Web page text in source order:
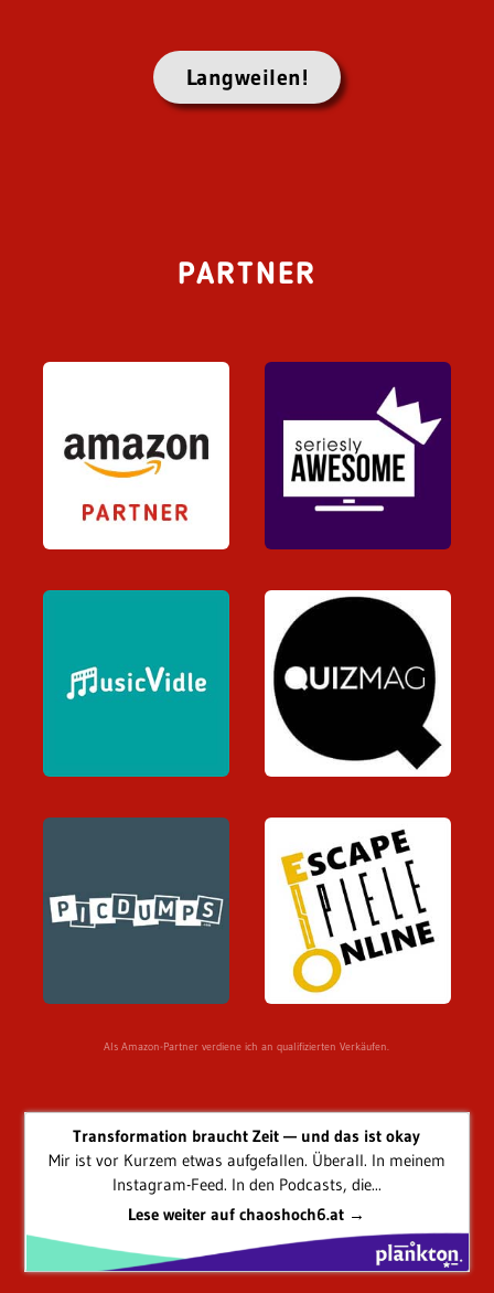
Langweilen!
PARTNER
Als Amazon-Partner verdiene ich an qualifizierten Verkäufen.
Transformation braucht Zeit — und das ist okay
Mir ist vor Kurzem etwas aufgefallen. Überall. In meinem
Instagram-Feed. In den Podcasts, die...
Lese weiter auf chaoshoch6.at →